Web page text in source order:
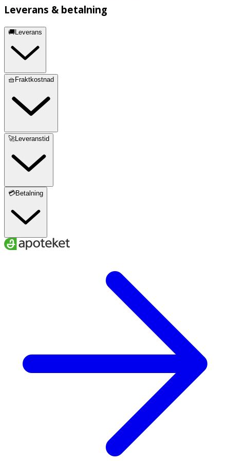
Leverans & betalning
🚚Leverans
🧺Fraktkostnad
🚀Leveranstid
💳Betalning